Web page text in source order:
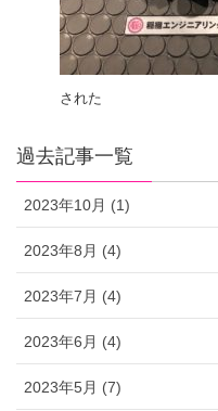
された
過去記事一覧
2023年10月 (1)
2023年8月 (4)
2023年7月 (4)
2023年6月 (4)
2023年5月 (7)